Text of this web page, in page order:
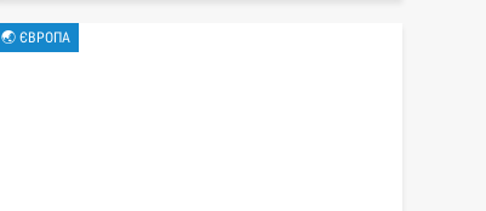
🌏 ЄВРОПА